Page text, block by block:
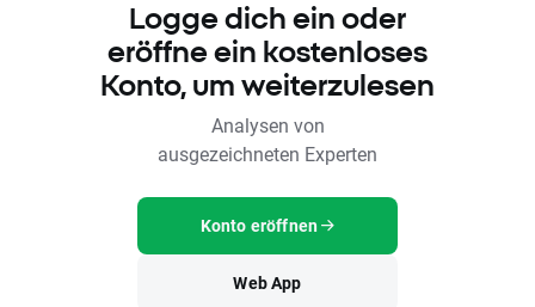
Logge dich ein oder
eröffne ein kostenloses
Konto, um weiterzulesen
Analysen von
ausgezeichneten Experten
Konto eröffnen
Web App